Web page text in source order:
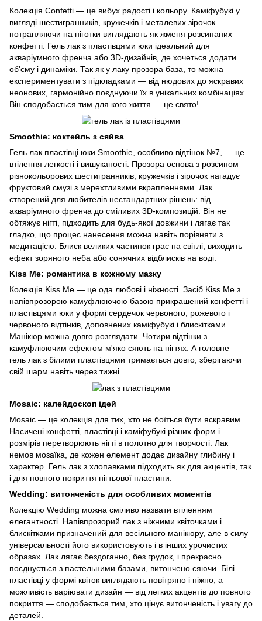
Колекція Confetti — це вибух радості і кольору. Каміфубукі у
вигляді шестигранників, кружечків і металевих зірочок
потрапляючи на ніготки виглядають як жменя розсипаних
конфетті. Гель лак з пластівцями юки ідеальний для
акваріумного френча або 3D-дизайнів, де хочеться додати
об'єму і динаміки. Так як у лаку прозора база, то можна
експериментувати з підкладками — від нюдових до яскравих
неонових, гармонійно поєднуючи їх в унікальних комбінаціях.
Він сподобається тим для кого життя — це свято!
Smoothie: коктейль з сяйва
Гель лак пластівці юки Smoothie, особливо відтінок №7, — це
втілення легкості і вишуканості. Прозора основа з розсипом
різнокольорових шестигранників, кружечків і зірочок нагадує
фруктовий смузі з мерехтливими вкрапленнями. Лак
створений для любителів нестандартних рішень: від
акваріумного френча до сміливих 3D-композицій. Він не
обтяжує нігті, підходить для будь-якої довжини і лягає так
гладко, що процес нанесення можна навіть порівняти з
медитацією. Блиск великих частинок грає на світлі, виходить
ефект зоряного неба або сонячних відблисків на воді.
Kiss Me: романтика в кожному мазку
Колекція Kiss Me — це ода любові і ніжності. Засіб Kiss Me з
напівпрозорою камуфлюючою базою прикрашений конфетті і
пластівцями юки у формі сердечок червоного, рожевого і
червоного відтінків, доповнених каміфубукі і блискітками.
Манікюр можна довго розглядати. Чотири відтінки з
камуфлюючим ефектом м'яко сяють на нігтях. А головне —
гель лак з білими пластівцями тримається довго, зберігаючи
свій шарм навіть через тижні.
Mosaic: калейдоскоп ідей
Mosaic — це колекція для тих, хто не боїться бути яскравим.
Насичені конфетті, пластівці і каміфубукі різних форм і
розмірів перетворюють нігті в полотно для творчості. Лак
немов мозаїка, де кожен елемент додає дизайну глибину і
характер. Гель лак з хлопавками підходить як для акцентів, так
і для повного покриття нігтьової пластини.
Wedding: витонченість для особливих моментів
Колекцію Wedding можна сміливо назвати втіленням
елегантності. Напівпрозорий лак з ніжними квіточками і
блискітками призначений для весільного манікюру, але в силу
універсальності його використовують і в інших урочистих
образах. Лак лягає бездоганно, без грудок, і прекрасно
поєднується з пастельними базами, витончено сяючи. Білі
пластівці у формі квіток виглядають повітряно і ніжно, а
можливість варіювати дизайн — від легких акцентів до повного
покриття — сподобається тим, хто цінує витонченість і увагу до
деталей.